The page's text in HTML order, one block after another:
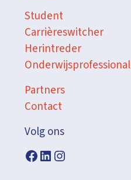
Student
Carrièreswitcher
Herintreder
Onderwijsprofessional
Partners
Contact
Volg ons